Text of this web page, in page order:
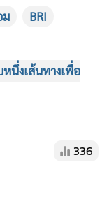
คการเมืองใน
ม
BRI
นึ่งเส้นทางเพื่อ
336